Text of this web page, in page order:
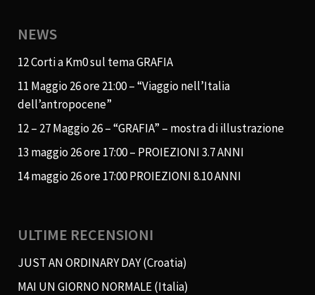
NEWS
12 Corti a Km0 sul tema GRAFIA
11 Maggio 26 ore 21:00 – “Viaggio nell’Italia
dell’antropocene”
12 – 27 Maggio 26 – “GRAFIA” – mostra di illustrazione
13 maggio 26 ore 17:00 – PROIEZIONI 3.7 ANNI
14 maggio 26 ore 17:00 PROIEZIONI 8.10 ANNI
ULTIME RECENSIONI
JUST AN ORDINARY DAY (Croatia)
MAI UN GIORNO NORMALE (Italia)